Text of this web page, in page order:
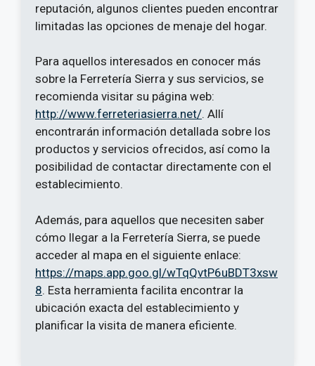
reputación, algunos clientes pueden encontrar
limitadas las opciones de menaje del hogar.
Para aquellos interesados en conocer más
sobre la Ferretería Sierra y sus servicios, se
recomienda visitar su página web:
http://www.ferreteriasierra.net/. Allí
encontrarán información detallada sobre los
productos y servicios ofrecidos, así como la
posibilidad de contactar directamente con el
establecimiento.
Además, para aquellos que necesiten saber
cómo llegar a la Ferretería Sierra, se puede
acceder al mapa en el siguiente enlace:
https://maps.app.goo.gl/wTqQvtP6uBDT3xsw
8. Esta herramienta facilita encontrar la
ubicación exacta del establecimiento y
planificar la visita de manera eficiente.